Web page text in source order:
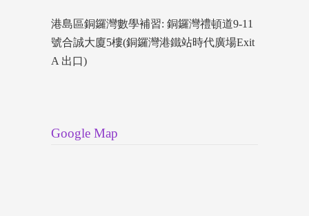
港島區銅鑼灣數學補習: 銅鑼灣禮頓道9-11
號合誠大廈5樓(銅鑼灣港鐵站時代廣場Exit
A 出口)
Google Map